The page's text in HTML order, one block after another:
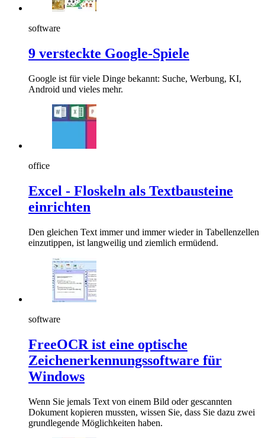
software
9 versteckte Google-Spiele
Google ist für viele Dinge bekannt: Suche, Werbung, KI,
Android und vieles mehr.
office
Excel - Floskeln als Textbausteine
einrichten
Den gleichen Text immer und immer wieder in Tabellenzellen
einzutippen, ist langweilig und ziemlich ermüdend.
software
FreeOCR ist eine optische
Zeichenerkennungssoftware für
Windows
Wenn Sie jemals Text von einem Bild oder gescannten
Dokument kopieren mussten, wissen Sie, dass Sie dazu zwei
grundlegende Möglichkeiten haben.